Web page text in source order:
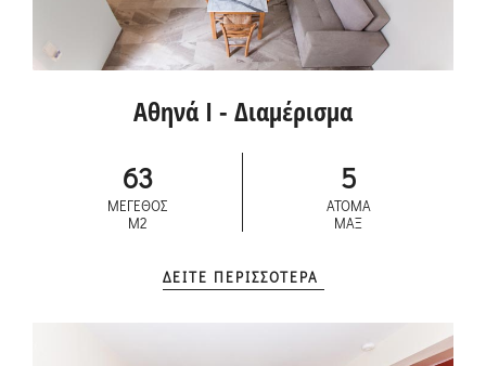
Αθηνά I - Διαμέρισμα
63
ΜΕΓΕΘΟΣ
M2
5
ΑΤΟΜΑ
ΜΑΞ
ΔΕΙΤΕ ΠΕΡΙΣΣΟΤΕΡΑ